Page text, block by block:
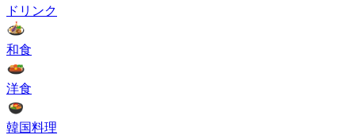
ドリンク
和食
洋食
韓国料理